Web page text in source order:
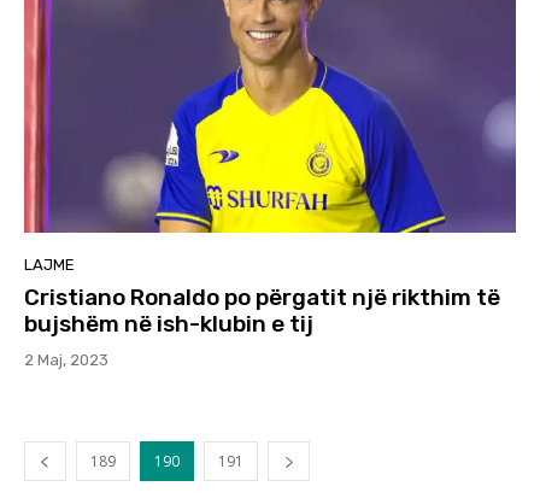
LAJME
Cristiano Ronaldo po përgatit një rikthim të
bujshëm në ish-klubin e tij
2 Maj, 2023
189 190 191